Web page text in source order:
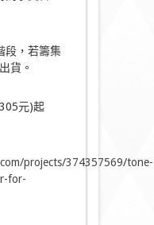
段，若籌集
貨。
元)起
projects/374357569/tone-
for-